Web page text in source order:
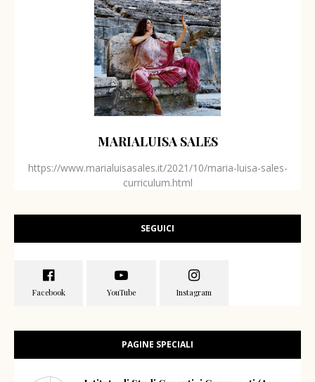
MARIALUISA SALES
https://www.marialuisasales.it/2021/10/maria-luisa-sales-
curriculum.html
SEGUICI
PAGINE SPECIALI